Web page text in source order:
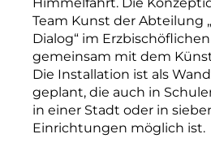
Team Kunst der Abteilung
Dialog“ im
gemeinsam mit dem
Die Installation ist als
geplant, die auch in
in einer Stadt oder in
Einrichtungen möglich ist.